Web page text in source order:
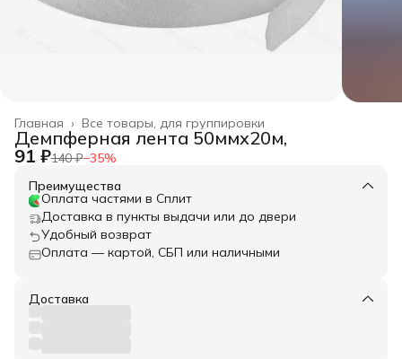
Все товары, для группировки
Главная ›
Демпферная лента 50ммх20м,
91 ₽140 ₽−35%
Преимущества
Оплата частями в Сплит
Доставка в пункты выдачи или до двери
Удобный возврат
Оплата — картой, СБП или наличными
Доставка